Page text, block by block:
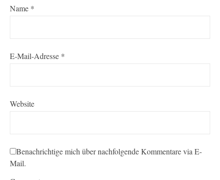
Name *
E-Mail-Adresse *
Website
Benachrichtige mich über nachfolgende Kommentare via E-
Mail.